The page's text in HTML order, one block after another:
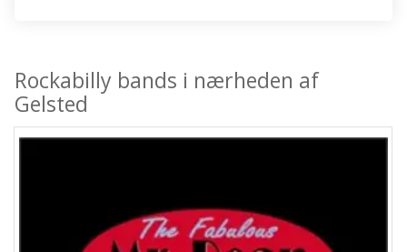
Rockabilly bands i nærheden af
Gelsted